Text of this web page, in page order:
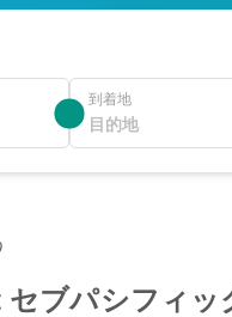
到着地
ブパシフィ